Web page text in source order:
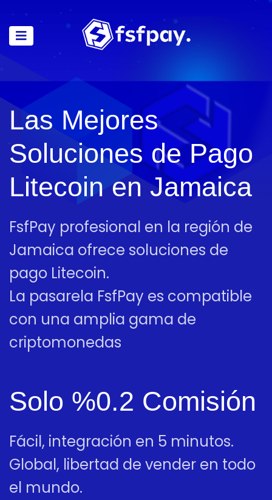
Las Mejores
Soluciones de Pago
Litecoin en Jamaica
FsfPay profesional en la región de
Jamaica ofrece soluciones de
pago Litecoin.
La pasarela FsfPay es compatible
con una amplia gama de
criptomonedas
Solo %0.2 Comisión
Fácil, integración en 5 minutos.
Global, libertad de vender en todo
el mundo.